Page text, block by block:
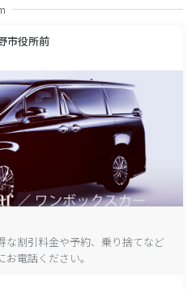
市役所前
な割引料金や予約、乗り捨てなど
電話ください。